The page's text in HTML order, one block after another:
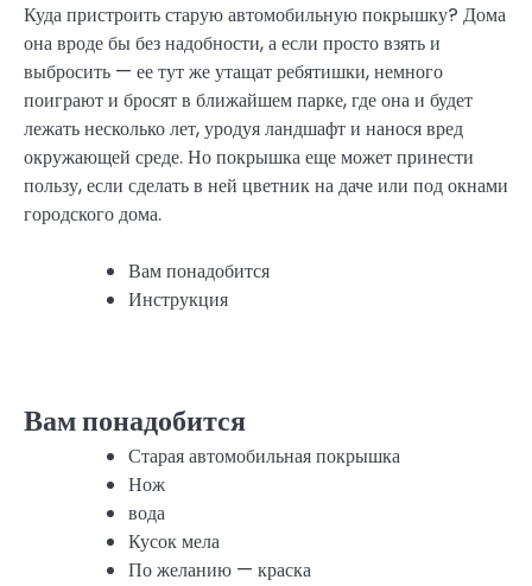
Куда пристроить старую автомобильную покрышку? Дома
она вроде бы без надобности, а если просто взять и
выбросить — ее тут же утащат ребятишки, немного
поиграют и бросят в ближайшем парке, где она и будет
лежать несколько лет, уродуя ландшафт и нанося вред
окружающей среде. Но покрышка еще может принести
пользу, если сделать в ней цветник на даче или под окнами
городского дома.
Вам понадобится
Инструкция
Вам понадобится
Старая автомобильная покрышка
Нож
вода
Кусок мела
По желанию — краска